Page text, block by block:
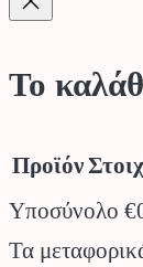
Το
Προϊόν
Υποσύνολο
Τα